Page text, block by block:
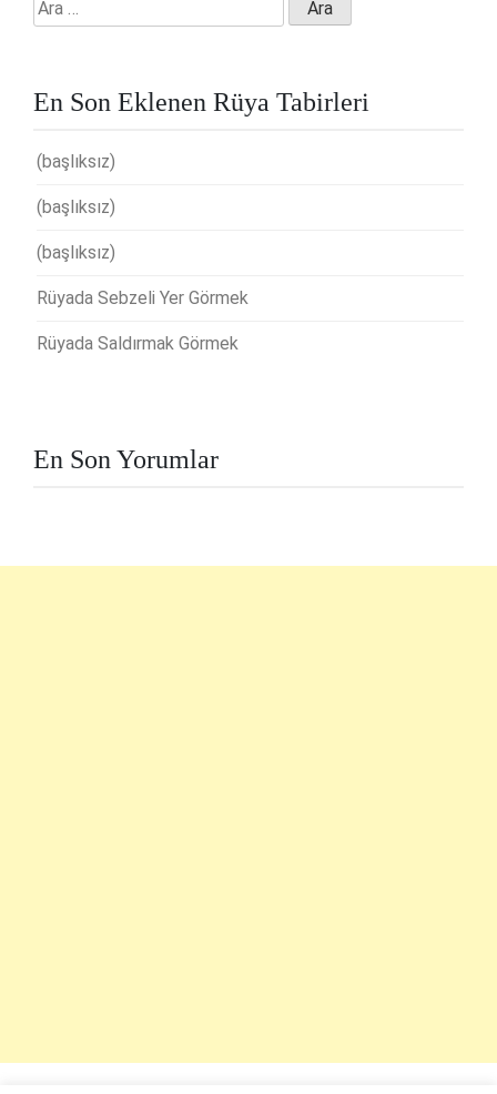
En Son Eklenen Rüya Tabirleri
(başlıksız)
(başlıksız)
(başlıksız)
Rüyada Sebzeli Yer Görmek
Rüyada Saldırmak Görmek
En Son Yorumlar